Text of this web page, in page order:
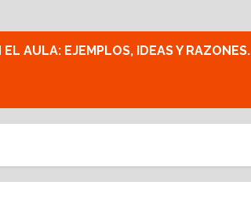
EL AULA: EJEMPLOS, IDEAS Y RAZONES.